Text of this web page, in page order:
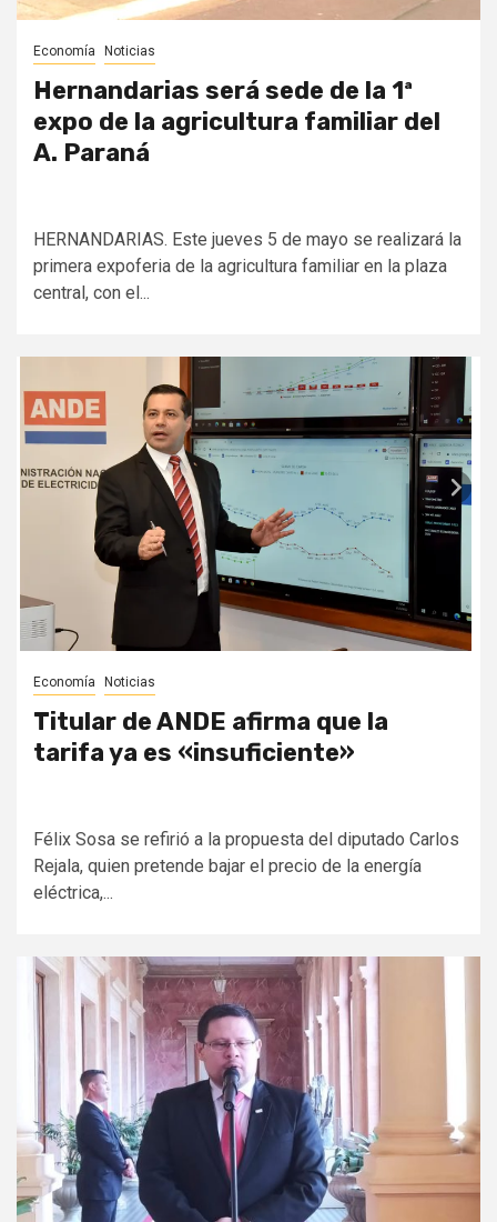
Economía Noticias
Hernandarias será sede de la 1ª
expo de la agricultura familiar del
A. Paraná
HERNANDARIAS. Este jueves 5 de mayo se realizará la
primera expoferia de la agricultura familiar en la plaza
central, con el...
Economía Noticias
Titular de ANDE afirma que la
tarifa ya es «insuficiente»
Félix Sosa se refirió a la propuesta del diputado Carlos
Rejala, quien pretende bajar el precio de la energía
eléctrica,...